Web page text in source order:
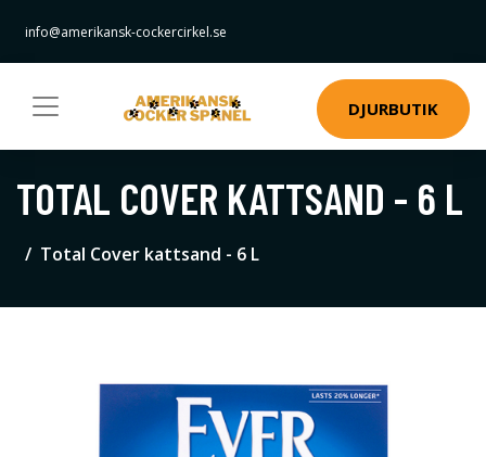
info@amerikansk-cockercirkel.se
DJURBUTIK
TOTAL COVER KATTSAND - 6 L
Total Cover kattsand - 6 L